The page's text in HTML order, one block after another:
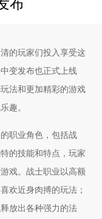
的玩家们投入享受这
变发布也正式上线
法和更加精彩的游戏
趣。
职业角色，包括战
的技能和特点，玩家
戏。战士职业以高额
欢近身肉搏的玩法；
放出各种强力的法